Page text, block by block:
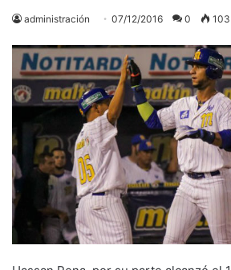
administración 07/12/2016 0 103